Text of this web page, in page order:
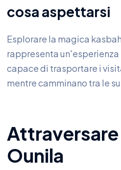
cosa aspettarsi
Esplorare la magica
rappresenta
capace di trasportare i
mentre camminano tra le
Ounila